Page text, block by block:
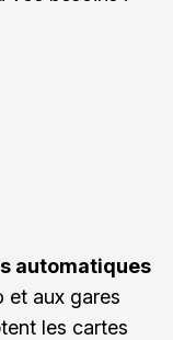
automatiques
et aux gares
les cartes